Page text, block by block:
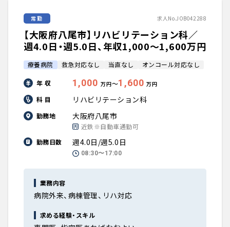
常勤 求人No.JOB042288
【大阪府八尾市】リハビリテーション科／
週4.0日・週5.0日、年収1,000〜1,600万円
療養病院 救急対応なし 当直なし オンコール対応なし
年 収 1,000 万円〜1,600 万円
科 目 リハビリテーション科
勤務地 大阪府八尾市
近鉄※自動車通勤可
勤務日数
週4.0日/週5.0日
08:30〜17:00
業務内容
病院外来、病棟管理、リハ対応
求める経験・スキル